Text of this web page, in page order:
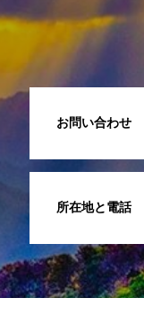
お問い合わせ
所在地と電話